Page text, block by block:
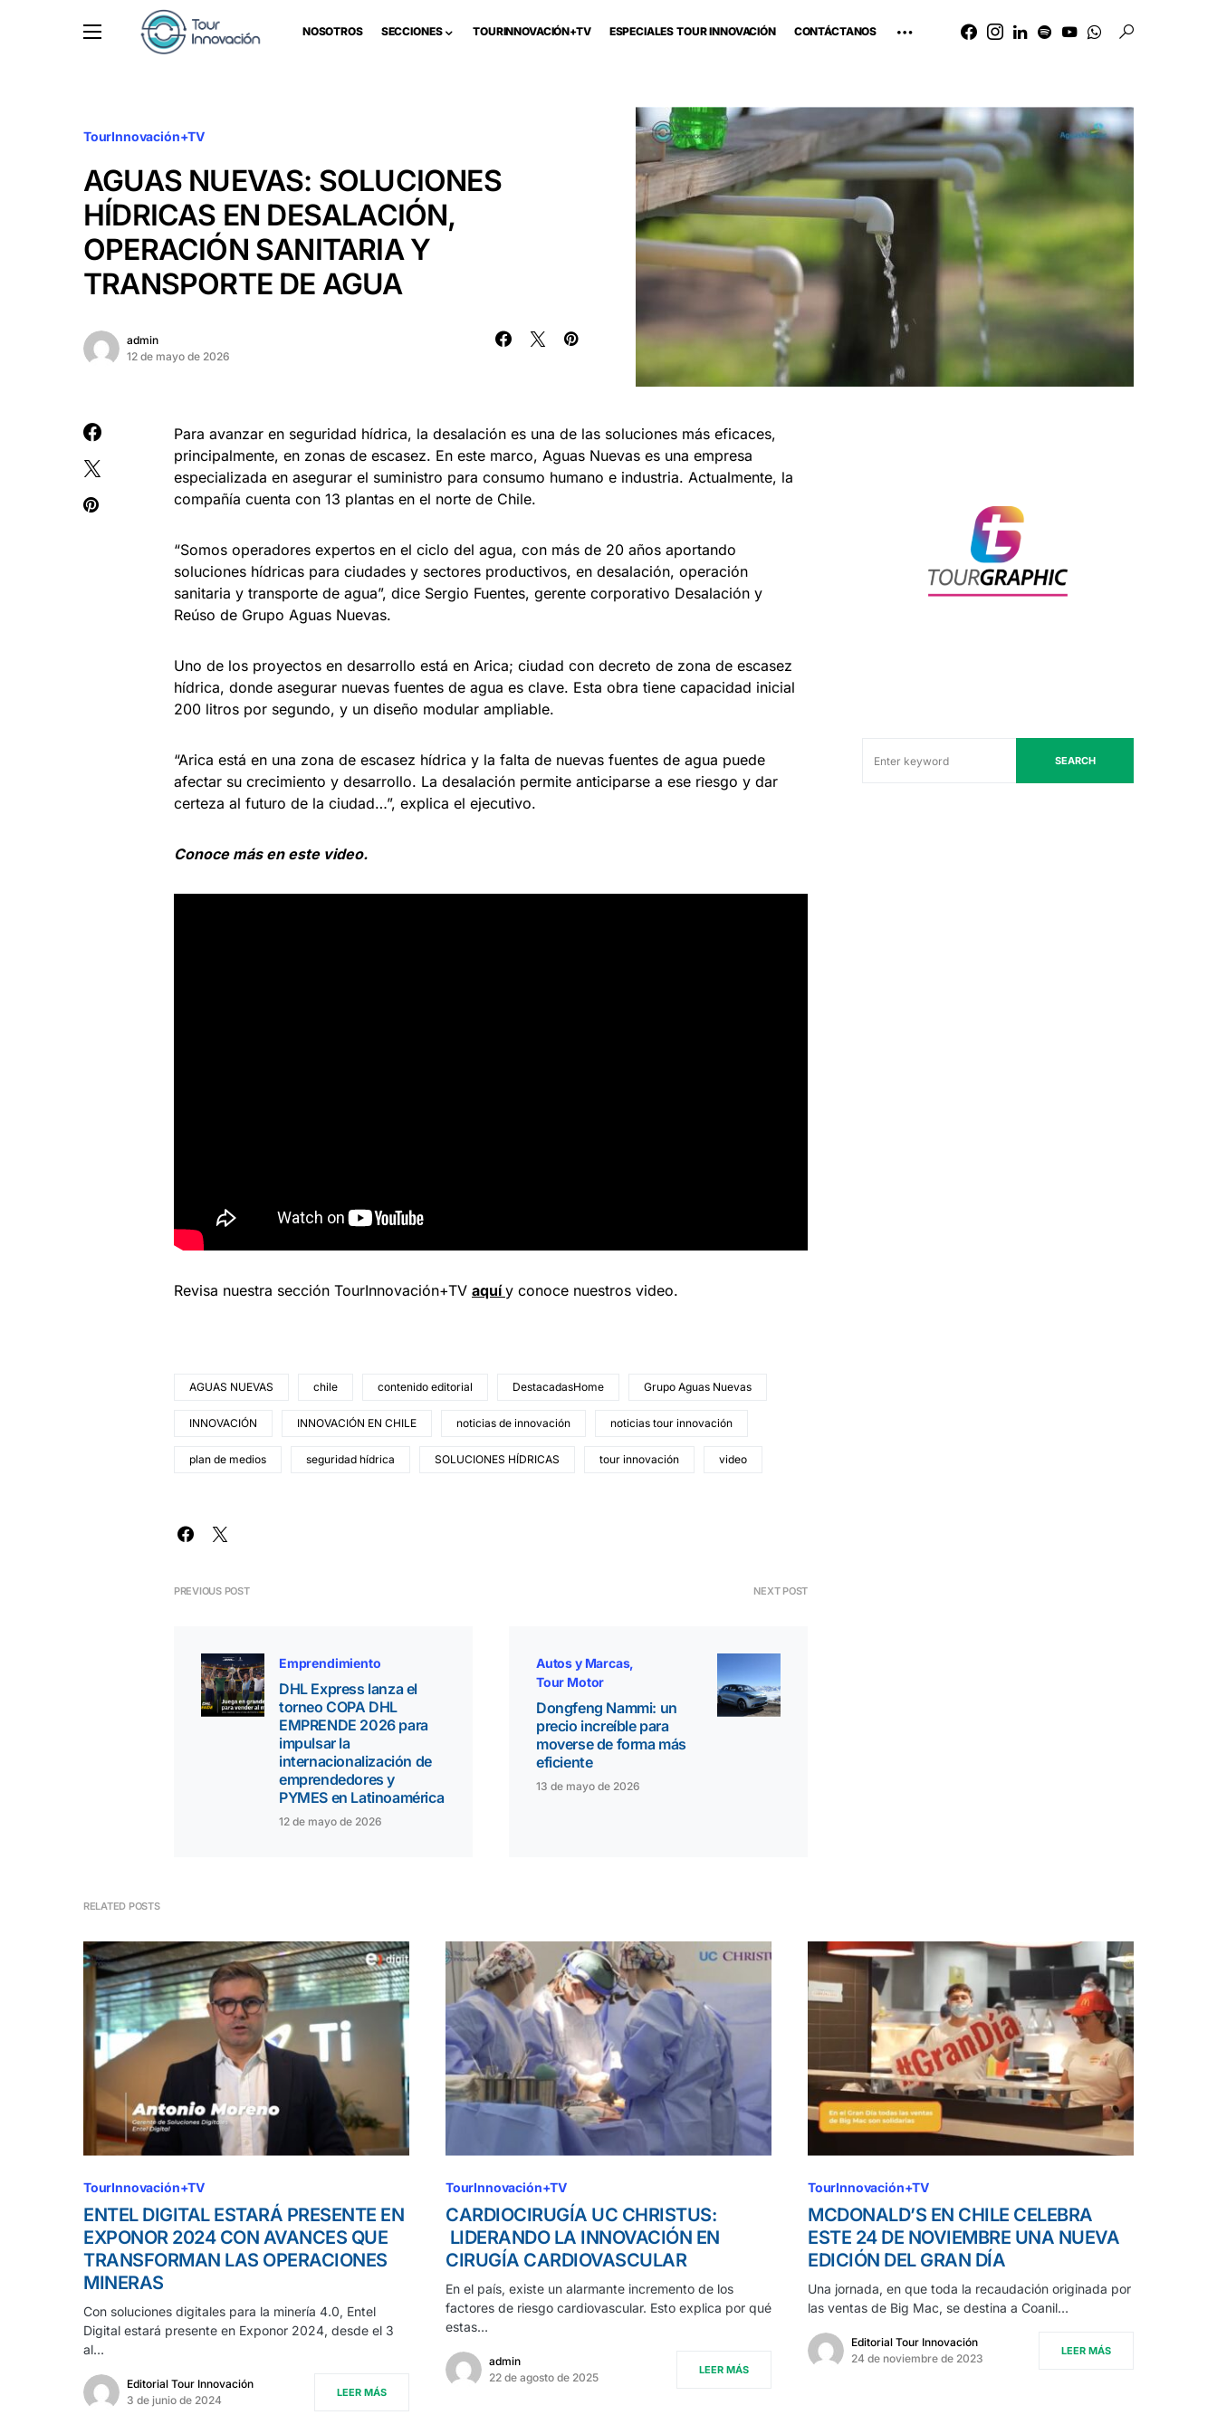
NOSOTROS SECCIONES TOURINNOVACIÓN+TV ESPECIALES TOUR INNOVACIÓN CONTÁCTANOS
TourInnovación+TV
AGUAS NUEVAS: SOLUCIONES
HÍDRICAS EN DESALACIÓN,
OPERACIÓN SANITARIA Y
TRANSPORTE DE AGUA
admin
12 de mayo de 2026
Para avanzar en seguridad hídrica, la desalación es una de las soluciones más eficaces,
principalmente, en zonas de escasez. En este marco, Aguas Nuevas es una empresa
especializada en asegurar el suministro para consumo humano e industria. Actualmente, la
compañía cuenta con 13 plantas en el norte de Chile.
“Somos operadores expertos en el ciclo del agua, con más de 20 años aportando
soluciones hídricas para ciudades y sectores productivos, en desalación, operación
sanitaria y transporte de agua”, dice Sergio Fuentes, gerente corporativo Desalación y
Reúso de Grupo Aguas Nuevas.
Uno de los proyectos en desarrollo está en Arica; ciudad con decreto de zona de escasez
hídrica, donde asegurar nuevas fuentes de agua es clave. Esta obra tiene capacidad inicial
200 litros por segundo, y un diseño modular ampliable.
“Arica está en una zona de escasez hídrica y la falta de nuevas fuentes de agua puede
afectar su crecimiento y desarrollo. La desalación permite anticiparse a ese riesgo y dar
certeza al futuro de la ciudad…”, explica el ejecutivo.
Conoce más en este video.
Revisa nuestra sección TourInnovación+TV aquíy conoce nuestros video.
AGUAS NUEVAS chile contenido editorial DestacadasHome Grupo Aguas Nuevas
INNOVACIÓN INNOVACIÓN EN CHILE noticias de innovación noticias tour innovación
plan de medios seguridad hídrica SOLUCIONES HÍDRICAS tour innovación video
PREVIOUS POST
Emprendimiento
DHL Express lanza el
torneo COPA DHL
EMPRENDE 2026 para
impulsar la
internacionalización de
emprendedores y
PYMES en Latinoamérica
12 de mayo de 2026
NEXT POST
Autos y Marcas
Tour Motor
Dongfeng Nammi: un
precio increíble para
moverse de forma más
eficiente
13 de mayo de 2026
SEARCH
RELATED POSTS
TourInnovación+TV
ENTEL DIGITAL ESTARÁ PRESENTE EN
EXPONOR 2024 CON AVANCES QUE
TRANSFORMAN LAS OPERACIONES
MINERAS
Con soluciones digitales para la minería 4.0, Entel
Digital estará presente en Exponor 2024, desde el 3
al…
Editorial Tour Innovación
3 de junio de 2024
LEER MÁS
TourInnovación+TV
CARDIOCIRUGÍA UC CHRISTUS:
LIDERANDO LA INNOVACIÓN EN
CIRUGÍA CARDIOVASCULAR
En el país, existe un alarmante incremento de los
factores de riesgo cardiovascular. Esto explica por qué
estas…
admin
22 de agosto de 2025
LEER MÁS
TourInnovación+TV
MCDONALD’S EN CHILE CELEBRA
ESTE 24 DE NOVIEMBRE UNA NUEVA
EDICIÓN DEL GRAN DÍA
Una jornada, en que toda la recaudación originada por
las ventas de Big Mac, se destina a Coanil…
Editorial Tour Innovación
24 de noviembre de 2023
LEER MÁS